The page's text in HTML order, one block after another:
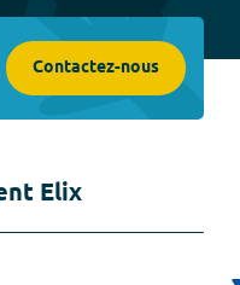
Contactez-nous
Elix